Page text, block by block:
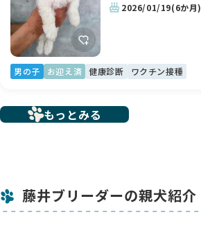
2026/01/19(6か月)
男の子 お迎え済 健康診断 ワクチン接種
もっとみる
藤井ブリーダーの親犬紹介